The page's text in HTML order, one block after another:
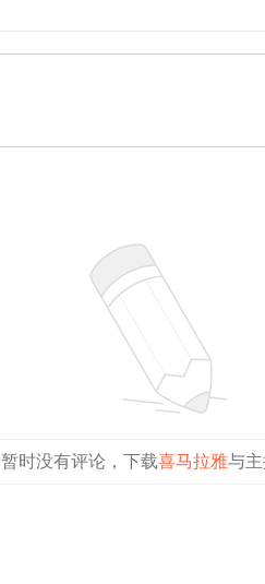
暂时没有评论，下载喜马拉雅与